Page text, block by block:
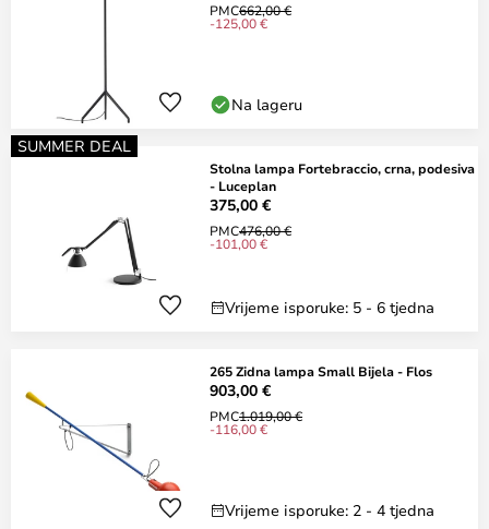
PMC662,00 €
-125,00 €
Na lageru
SUMMER DEAL
Stolna lampa Fortebraccio, crna, podesiva
- Luceplan
375,00 €
PMC476,00 €
-101,00 €
Vrijeme isporuke: 5 - 6 tjedna
265 Zidna lampa Small Bijela - Flos
903,00 €
PMC1.019,00 €
-116,00 €
Vrijeme isporuke: 2 - 4 tjedna